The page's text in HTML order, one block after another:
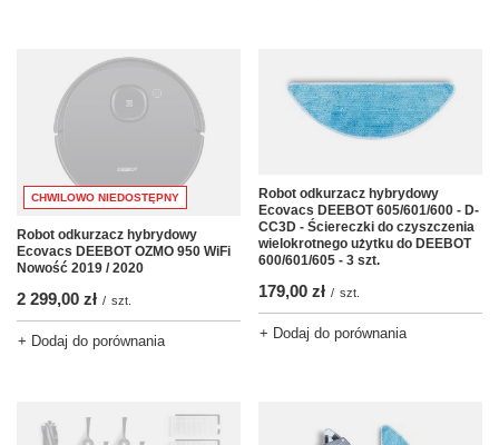
CHWILOWO NIEDOSTĘPNY
Robot odkurzacz hybrydowy
Ecovacs DEEBOT OZMO 950 WiFi
Nowość 2019 / 2020
2 299,00 zł / szt.
+ Dodaj do porównania
Robot odkurzacz hybrydowy
Ecovacs DEEBOT 605/601/600 - D-
CC3D - Ściereczki do czyszczenia
wielokrotnego użytku do DEEBOT
600/601/605 - 3 szt.
179,00 zł / szt.
+ Dodaj do porównania